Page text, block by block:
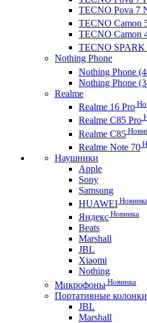
TECNO Pova 7
TECNO Camon
TECNO Camon
TECNO SPARK
Nothing Phone
Nothing Phone
Nothing Phone
Realme
Realme 16 Pro
Realme C85 Pro
Realme C85
Realme Note 70
Наушники
Apple
Sony
Samsung
HUAWEI Новинка
Яндекс Новинка
Beats
Marshall
JBL
Xiaomi
Nothing
Микрофоны Новинка
Портативные колонки
JBL
Marshall